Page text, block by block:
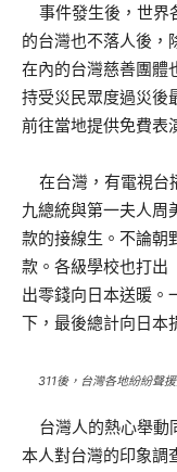
事件發生後，世界
的台灣也不落人後，
在內的台灣慈善團體
持受災民眾度過災後
前往當地提供免費表
在台灣，有電視台
九總統與第一夫人周
款的接線生。不論朝
款。各級學校也打出
出零錢向日本送暖。
下，最後總計向日本
311後，台灣各地紛紛聲
台灣人的熱心舉動
本人對台灣的印象調